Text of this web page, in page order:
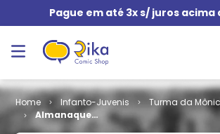
Pague em até 3x s/ juros acima
Infanto-Juvenis Turma da
Almanaque
do Cebolinha